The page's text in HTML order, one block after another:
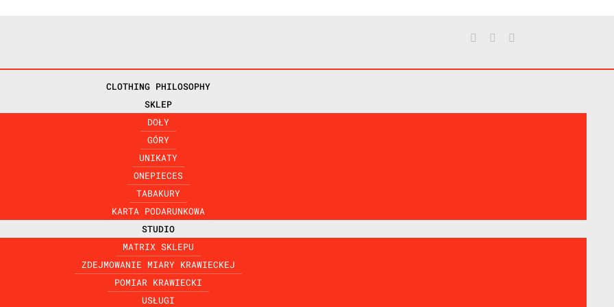
  
CLOTHING PHILOSOPHY
SKLEP
DOŁY
GÓRY
UNIKATY
ONEPIECES
TABAKURY
KARTA PODARUNKOWA
STUDIO
MATRIX SKLEPU
ZDEJMOWANIE MIARY KRAWIECKEJ
POMIAR KRAWIECKI
USŁUGI
dresowych. Tę ideę opisują poniższe słowa: